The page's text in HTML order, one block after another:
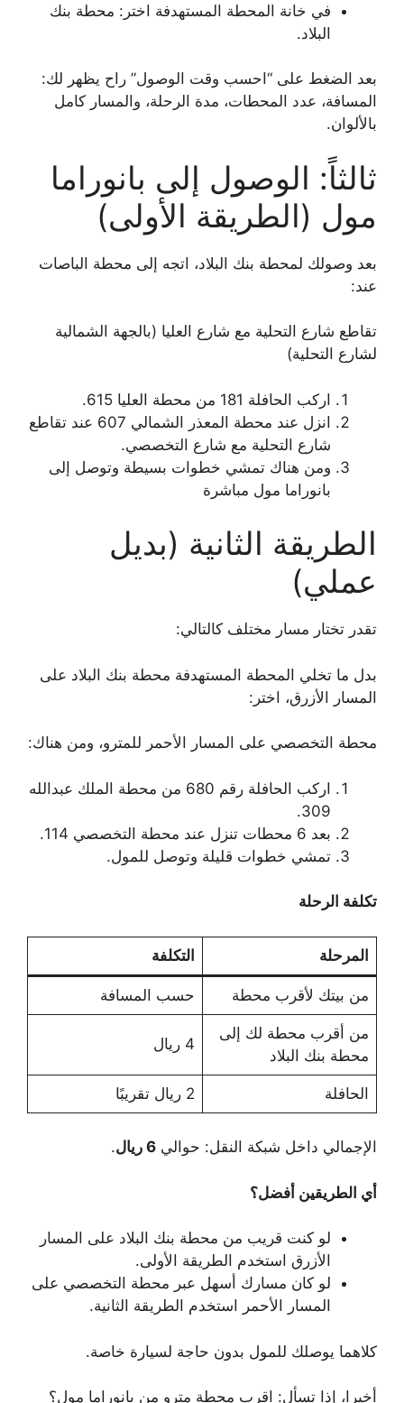
في خانة المحطة المستهدفة اختر: محطة بنك
البلاد.
بعد الضغط على “احسب وقت الوصول” راح يظهر لك:
المسافة، عدد المحطات، مدة الرحلة، والمسار كامل
بالألوان.
ثالثاً: الوصول إلى بانوراما
مول (الطريقة الأولى)
بعد وصولك لمحطة بنك البلاد، اتجه إلى محطة الباصات
عند:
تقاطع شارع التحلية مع شارع العليا (بالجهة الشمالية
لشارع التحلية)
اركب الحافلة 181 من محطة العليا 615.
انزل عند محطة المعذر الشمالي 607 عند تقاطع
شارع التحلية مع شارع التخصصي.
ومن هناك تمشي خطوات بسيطة وتوصل إلى
بانوراما مول مباشرة
الطريقة الثانية (بديل
عملي)
تقدر تختار مسار مختلف كالتالي:
بدل ما تخلي المحطة المستهدفة محطة بنك البلاد على
المسار الأزرق، اختر:
محطة التخصصي على المسار الأحمر للمترو، ومن هناك:
اركب الحافلة رقم 680 من محطة الملك عبدالله
309.
بعد 6 محطات تنزل عند محطة التخصصي 114.
تمشي خطوات قليلة وتوصل للمول.
تكلفة الرحلة
المرحلة التكلفة
من بيتك لأقرب محطة حسب المسافة
من أقرب محطة لك إلى
محطة بنك البلاد
4 ريال
الحافلة 2 ريال تقريبًا
الإجمالي داخل شبكة النقل: حوالي 6 ريال .
أي الطريقين أفضل؟
لو كنت قريب من محطة بنك البلاد على المسار
الأزرق استخدم الطريقة الأولى.
لو كان مسارك أسهل عبر محطة التخصصي على
المسار الأحمر استخدم الطريقة الثانية.
كلاهما يوصلك للمول بدون حاجة لسيارة خاصة.
أخيرا، إذا تسأل: اقرب محطة مترو من بانوراما مول؟